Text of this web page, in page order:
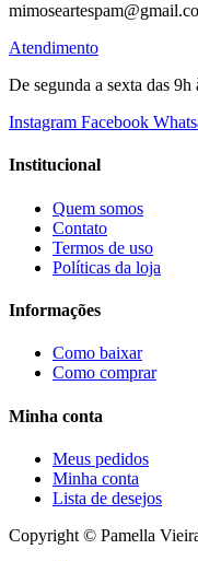
Atendimento
De segunda a sexta das 9h
Instagram Facebook
Institucional
Quem somos
Contato
Termos de uso
Políticas da loja
Informações
Como baixar
Como comprar
Minha conta
Meus pedidos
Minha conta
Lista de desejos
Copyright © Pamella